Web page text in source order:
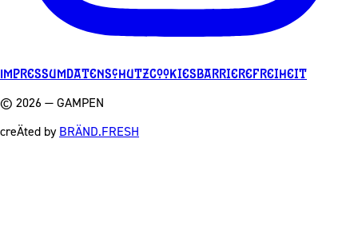
ImpressumDatenschutzCookiesBarrierefreiheit
© 2026 — GAMPEN
creÄted by BRÄND.FRESH